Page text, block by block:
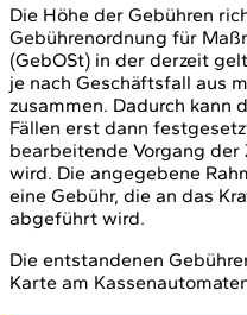
Die Höhe der Gebühren
Gebührenordnung für
(GebOSt) in der derzeit
je nach Geschäftsfall aus
zusammen. Dadurch kann
Fällen erst dann
bearbeitende Vorgang
wird. Die angegebene
eine Gebühr, die an das
abgeführt wird.
Die entstandenen
Karte am